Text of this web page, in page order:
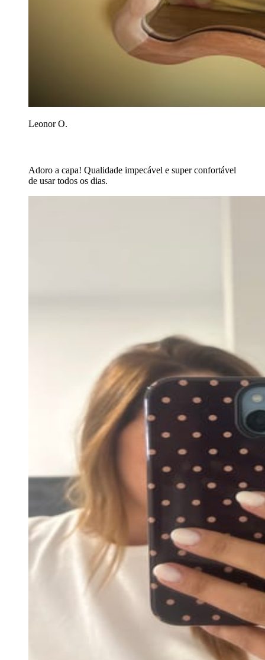
Leonor O.
Adoro a capa! Qualidade impecável e super confortável
de usar todos os dias.